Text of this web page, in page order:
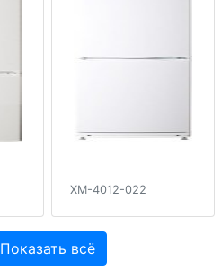
XM-4012-022
Показать всё